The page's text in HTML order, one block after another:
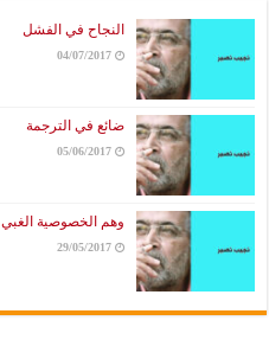
النجاح في الفشل
04/07/2017
ضائع في الترجمة
05/06/2017
وهم الخصوصية الغبي
29/05/2017